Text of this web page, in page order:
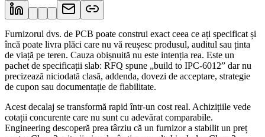
Furnizorul dvs. de PCB poate construi exact ceea ce ați specificat și
încă poate livra plăci care nu vă reușesc produsul, auditul sau ținta
de viață pe teren. Cauza obișnuită nu este intenția rea. Este un
pachet de specificații slab: RFQ spune „build to IPC-6012” dar nu
precizează niciodată clasă, addenda, dovezi de acceptare, strategie
de cupon sau documentație de fiabilitate.
Acest decalaj se transformă rapid într-un cost real. Achizițiile vede
cotații concurente care nu sunt cu adevărat comparabile.
Engineering descoperă prea târziu că un furnizor a stabilit un preț